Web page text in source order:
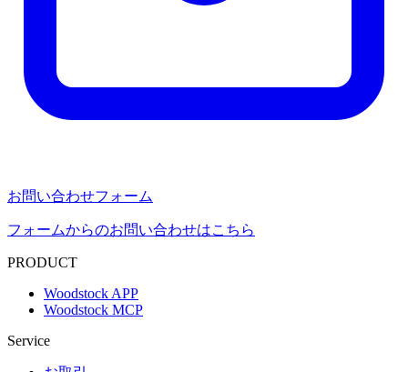
お問い合わせフォーム
フォームからのお問い合わせはこちら
PRODUCT
Woodstock APP
Woodstock MCP
Service